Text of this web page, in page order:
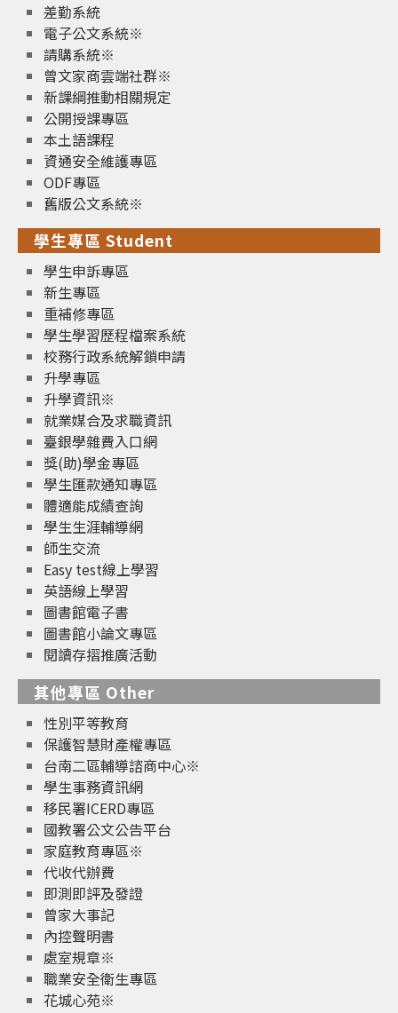
差勤系統
電子公文系統※
請購系統※
曾文家商雲端社群※
新課綱推動相關規定
公開授課專區
本土語課程
資通安全維護專區
ODF專區
舊版公文系統※
學生專區 Student
學生申訴專區
新生專區
重補修專區
學生學習歷程檔案系統
校務行政系統解鎖申請
升學專區
升學資訊※
就業媒合及求職資訊
臺銀學雜費入口網
獎(助)學金專區
學生匯款通知專區
體適能成績查詢
學生生涯輔導網
師生交流
Easy test線上學習
英語線上學習
圖書館電子書
圖書館小論文專區
閱讀存摺推廣活動
其他專區 Other
性別平等教育
保護智慧財產權專區
台南二區輔導諮商中心※
學生事務資訊網
移民署ICERD專區
國教署公文公告平台
家庭教育專區※
代收代辦費
即測即評及發證
曾家大事記
內控聲明書
處室規章※
職業安全衛生專區
花城心苑※